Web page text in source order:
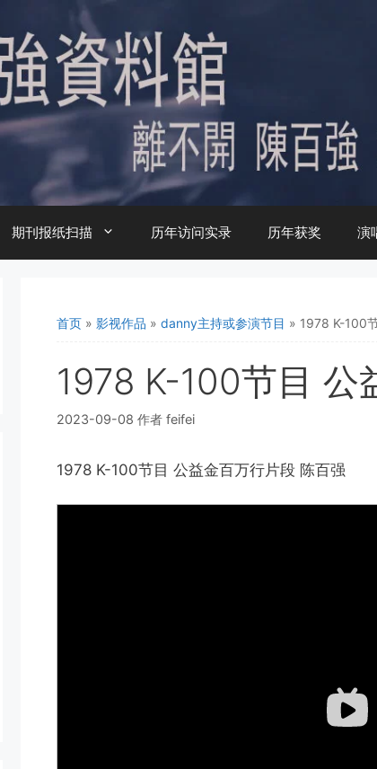
期刊报纸扫描 历年访问实录 历年获奖 演
首页 » 影视作品 » danny主持或参演节目 » 1978 K-100
1978 K-100节目 公
2023-09-08 作者 feifei
1978 K-100节目 公益金百万行片段 陈百强